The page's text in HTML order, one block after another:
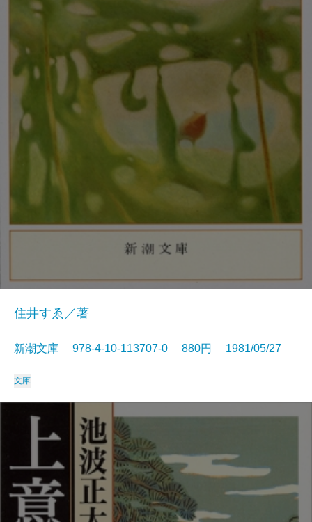
住井すゑ／著
新潮文庫 978-4-10-113707-0 880円 1981/05/27
文庫